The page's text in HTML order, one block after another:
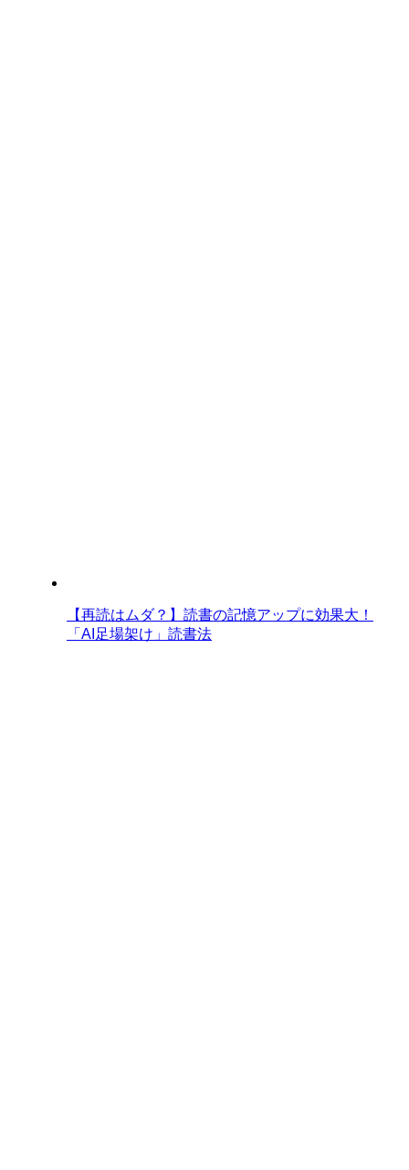
【再読はムダ？】読書の記憶アップに効果大！
「AI足場架け」読書法